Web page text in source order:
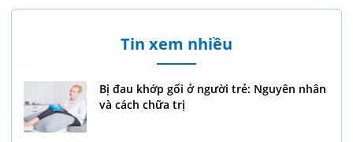
Tin xem nhiều
Bị đau khớp gối ở người trẻ: Nguyên nhân
và cách chữa trị